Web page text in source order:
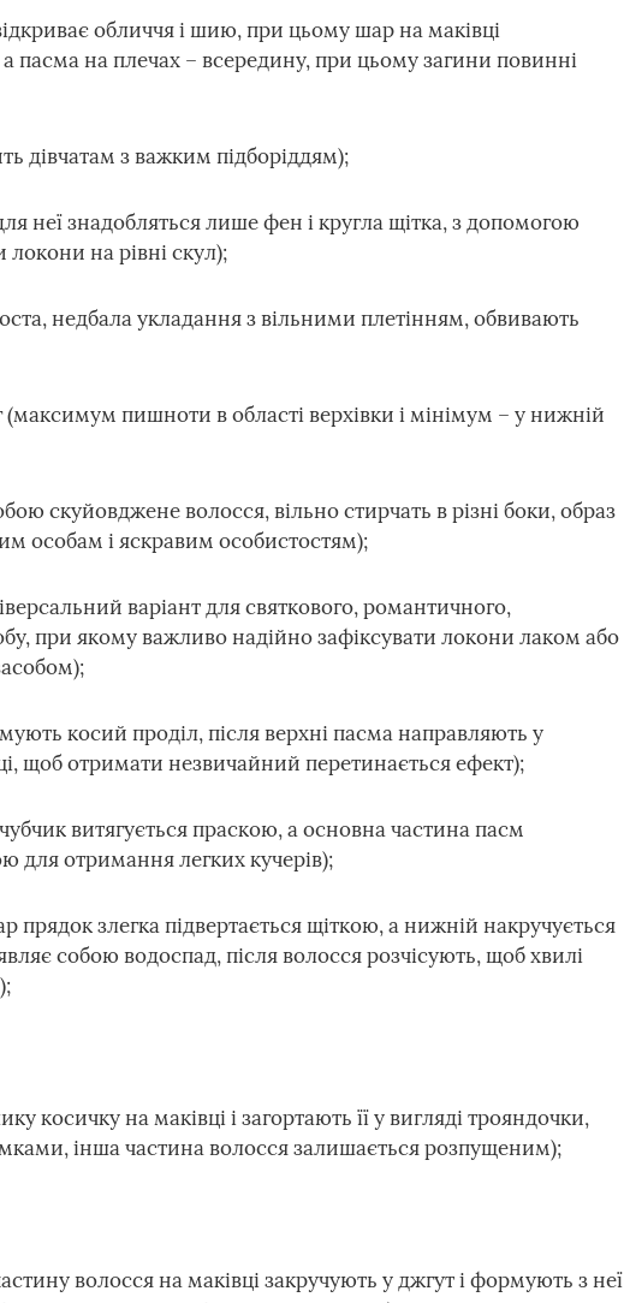
обличчя і шию, при цьому шар на маківці
а пасма на плечах – всередину, при цьому загини повинні
дівчатам з важким підборіддям);
неї знадобляться лише фен і кругла щітка, з допомогою
локони на рівні скул);
недбала укладання з вільними плетінням, обвивають
(максимум пишноти в області верхівки і мінімум – у нижній
скуйовджене волосся, вільно стирчать в різні боки, образ
особам і яскравим особистостям);
варіант для святкового, романтичного,
при якому важливо надійно зафіксувати локони лаком або
косий проділ, після верхні пасма направляють у
щоб отримати незвичайний перетинається ефект);
витягується праскою, а основна частина пасм
для отримання легких кучерів);
прядок злегка підвертається щіткою, а нижній накручується
собою водоспад, після волосся розчісують, щоб хвилі
косичку на маківці і загортають її у вигляді трояндочки,
інша частина волосся залишається розпущеним);
волосся на маківці закручують у джгут і формують з неї